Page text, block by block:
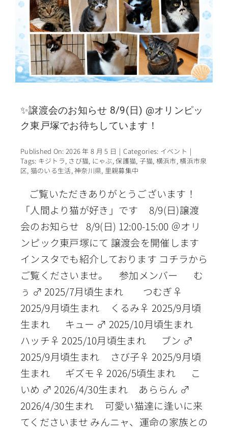
✨譲渡会のお知らせ 8/9(日) @オリンピッ
ク東戸塚でお待ちしています！
Published On: 2026 年 8 月 5 日 | Categories: イベント |
Tags: キジトラ, さび猫, にゃぶ,保護猫, 子猫, 横浜市,横浜市泉
区, 猫のいる生活,神奈川県, 里親募集中
ご覧いただきありがとうございます！
「人間より猫が好き」です 8/9(日)譲渡
会のお知らせ 8/9(日) 12:00-15:00 ＠オリ
ンピック東戸塚にて 譲渡会を開催します
インスタでも紹介しております コチラから
ご覧くださいませ。 参加メンバー む
ぅ ♂ 2025/7月頃生まれ つむぎ♀
2025/9月頃生まれ くるみ♀ 2025/9月頃
生まれ キュー ♂ 2025/10月頃生まれ
ハッチ♀ 2025/10月頃生まれ ブン ♂
2025/9月頃生まれ さび子♀ 2025/9月頃
生まれ ギズモ♀ 2026/5頃生まれ こ
いめ ♂ 2026/4/30生まれ あららん ♂
2026/4/30生まれ 可愛い猫達に逢いに来
てくださいませ みんニャ、運命の家族との